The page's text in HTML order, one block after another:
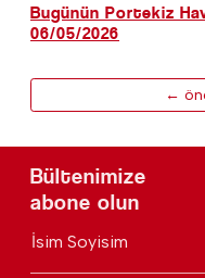
Bugünün Portekiz
06/05/2026
←
Bültenimize
abone olun
İsim Soyisim